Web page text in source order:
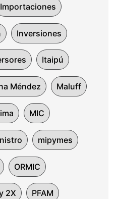
Importaciones
Inversiones
Itaipú
Méndez Maluff
MIC
mipymes
ORMIC
2X PFAM